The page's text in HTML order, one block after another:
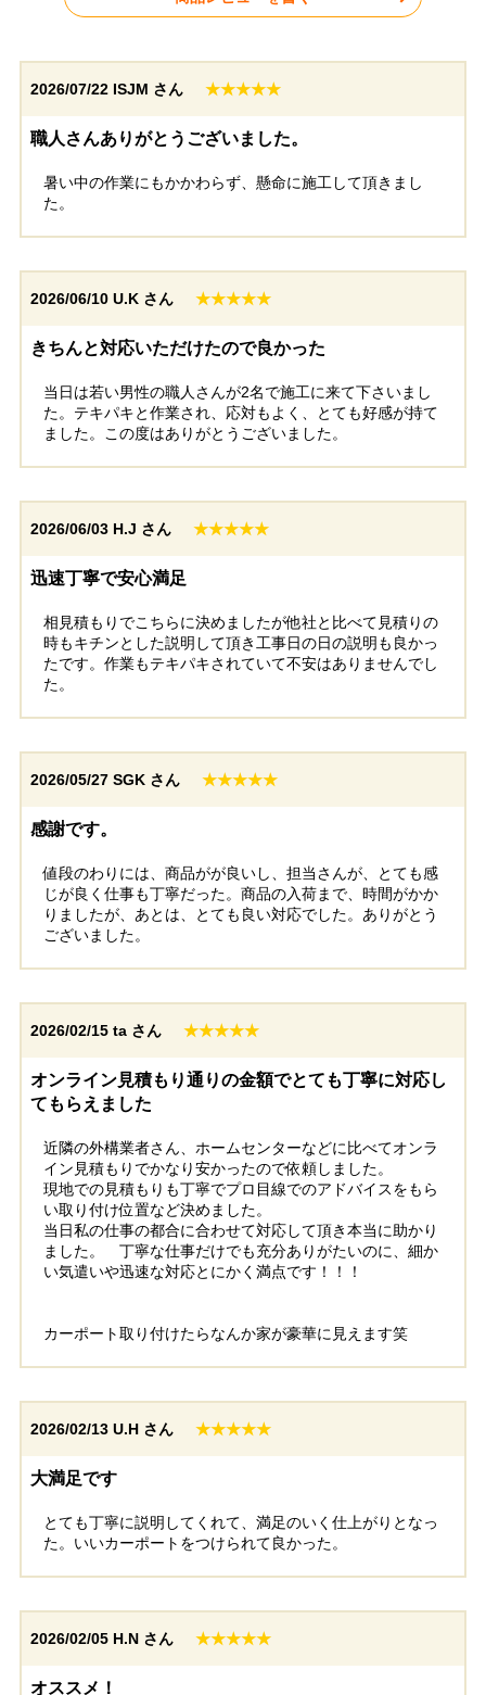
際の日よけスペースと
して重宝しています。
屋根下に日陰ができる
ことで、地面の温度上
昇も抑えられているよ
うです。安心して外に
になりました。
詳細はこちら
段に楽になりました。
子供を乗せる際も濡れ
ずに済むので助かって
います。
2026年5月設置
生活堂オリジナルそららポー
すっきりしたシンプル
なデザインなので、玄
関前に設置しても圧迫
2026年5月設置
熱線をカットしつつ光
は通す屋根材にしたの
で、車庫下が暗くなり
工事実績をもっと見る
2026/07/22 ISJM さん ★★★★★
職人さんありがとうございました。
暑い中の作業にもかかわらず、懸命に施工して頂きまし
た。
2026/06/10 U.K さん ★★★★★
きちんと対応いただけたので良かった
当日は若い男性の職人さんが2名で施工に来て下さいまし
た。テキパキと作業され、応対もよく、とても好感が持て
ました。この度はありがとうございました。
2026/06/03 H.J さん ★★★★★
迅速丁寧で安心満足
相見積もりでこちらに決めましたが他社と比べて見積りの
時もキチンとした説明して頂き工事日の日の説明も良かっ
たです。作業もテキパキされていて不安はありませんでし
た。
2026/05/27 SGK さん ★★★★★
感謝です。
値段のわりには、商品がが良いし、担当さんが、とても感
じが良く仕事も丁寧だった。商品の入荷まで、時間がかか
りましたが、あとは、とても良い対応でした。ありがとう
ございました。
2026/02/15 ta さん ★★★★★
オンライン見積もり通りの金額でとても丁寧に対応し
てもらえました
近隣の外構業者さん、ホームセンターなどに比べてオンラ
イン見積もりでかなり安かったので依頼しました。
現地での見積もりも丁寧でプロ目線でのアドバイスをもら
い取り付け位置など決めました。
当日私の仕事の都合に合わせて対応して頂き本当に助かり
ました。 丁寧な仕事だけでも充分ありがたいのに、細か
い気遣いや迅速な対応とにかく満点です！！！
カーポート取り付けたらなんか家が豪華に見えます笑
2026/02/13 U.H さん ★★★★★
大満足です
とても丁寧に説明してくれて、満足のいく仕上がりとなっ
た。いいカーポートをつけられて良かった。
2026/02/05 H.N さん ★★★★★
オススメ！